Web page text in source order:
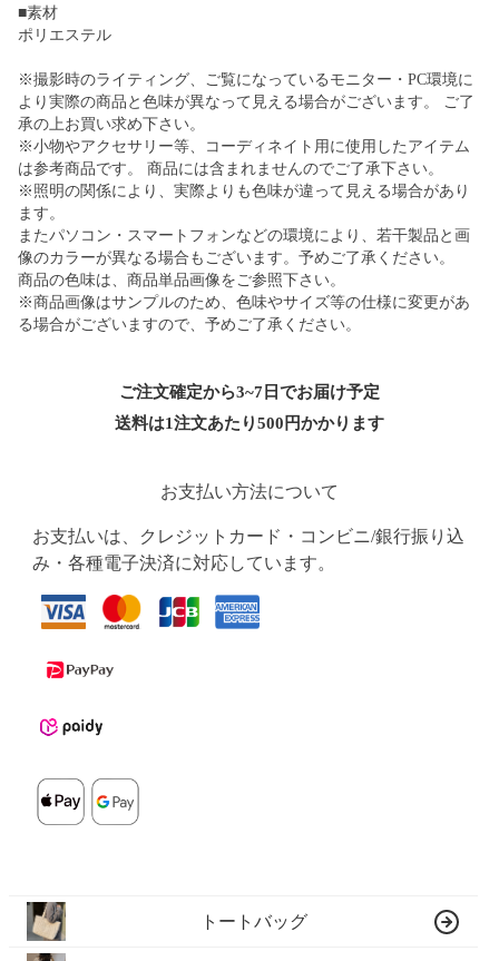
■素材
ポリエステル
※撮影時のライティング、ご覧になっているモニター・PC環境に
より実際の商品と色味が異なって見える場合がございます。 ご了
承の上お買い求め下さい。
※小物やアクセサリー等、コーディネイト用に使用したアイテム
は参考商品です。 商品には含まれませんのでご了承下さい。
※照明の関係により、実際よりも色味が違って見える場合があり
ます。
またパソコン・スマートフォンなどの環境により、若干製品と画
像のカラーが異なる場合もございます。予めご了承ください。
商品の色味は、商品単品画像をご参照下さい。
※商品画像はサンプルのため、色味やサイズ等の仕様に変更があ
る場合がございますので、予めご了承ください。
ご注文確定から3~7日でお届け予定
送料は1注文あたり500 円かかります
お支払い方法について
お支払いは、クレジットカード・コンビニ/銀行振り込
み・各種電子決済に対応しています。
トートバッグ